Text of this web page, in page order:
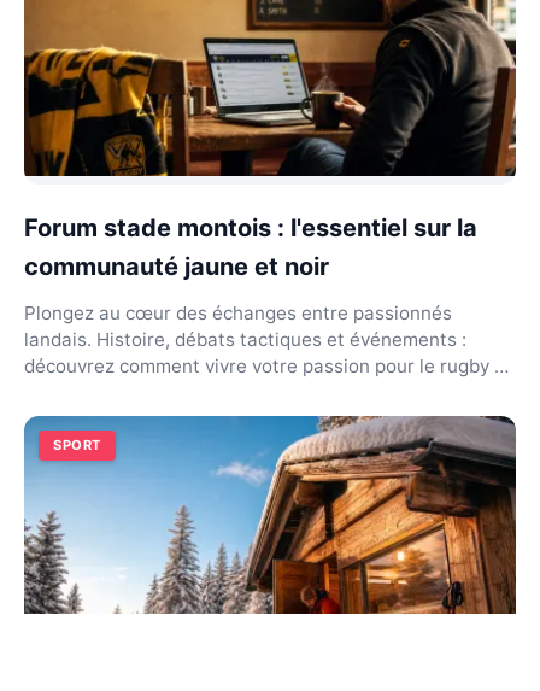
Forum stade montois : l'essentiel sur la
communauté jaune et noir
Plongez au cœur des échanges entre passionnés
landais. Histoire, débats tactiques et événements :
découvrez comment vivre votre passion pour le rugby en
SPORT